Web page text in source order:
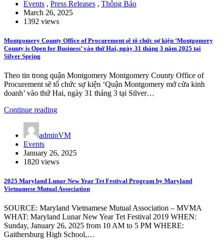
Events , Press Releases , Thông Báo
March 26, 2025
1392 views
Montgomery County Office of Procurement sẽ tổ chức sự kiện ‘Montgomery
County is Open for Business’ vào thứ Hai, ngày 31 tháng 3 năm 2025 tại
Silver Spring
Theo tin trong quận Montgomery Montgomery County Office of
Procurement sẽ tổ chức sự kiện ‘Quận Montgomery mở cửa kinh
doanh’ vào thứ Hai, ngày 31 tháng 3 tại Silver…
Continue reading
adminVM
Events
January 26, 2025
1820 views
2025 Maryland Lunar New Year Tet Festival Program by Maryland
Vietnamese Mutual Association
SOURCE: Maryland Vietnamese Mutual Association – MVMA
WHAT: Maryland Lunar New Year Tet Festival 2019 WHEN:
Sunday, January 26, 2025 from 10 AM to 5 PM WHERE:
Gaithersburg High School,…